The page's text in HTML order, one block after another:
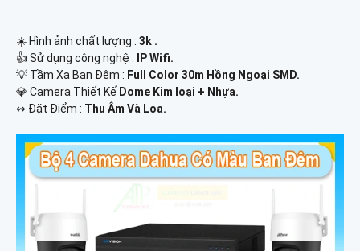
☀️ Hình ảnh chất lượng : 3k .
👍 Sử dụng công nghệ :
IP Wifi.
💡 Tầm Xa Ban Đêm : Full Color 30m Hồng Ngoại SMD.
💎 Camera Thiết Kế Dome Kim loại + Nhựa.
️↭ Đặt Điểm : Thu Âm Và Loa.